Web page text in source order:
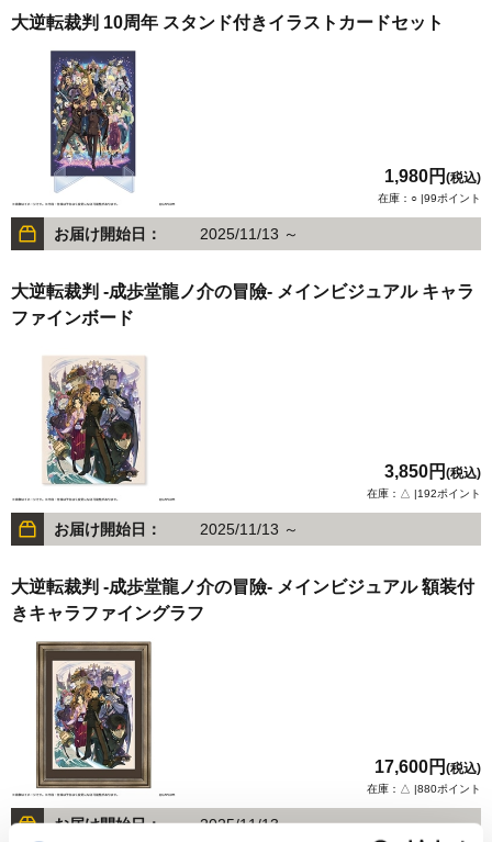
大逆転裁判 10周年 スタンド付きイラストカードセット
1,980円 (税込)
在庫：○ |99ポイント
お届け開始日： 2025/11/13 ～
大逆転裁判 -成歩堂龍ノ介の冒險- メインビジュアル キャラ
ファインボード
3,850円 (税込)
在庫：△ |192ポイント
お届け開始日： 2025/11/13 ～
大逆転裁判 -成歩堂龍ノ介の冒險- メインビジュアル 額装付
きキャラファイングラフ
17,600円 (税込)
在庫：△ |880ポイント
お届け開始日： 2025/11/13 ～